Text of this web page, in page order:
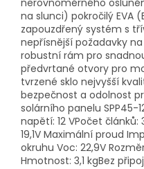
nerovnoměrného
na slunci) pokročilý EVA
zapouzdřený systém s
nepřísnější požadavky
robustní rám pro
předvrtané otvory pro
tvrzené sklo nejvyšší
bezpečnost a odolnost
solárního panelu SPP45-
napětí: 12 VPočet
19,1V Maximální proud
okruhu Voc: 22,9V
Hmotnost: 3,1 kgBez